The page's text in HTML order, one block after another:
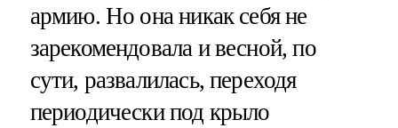
армию. Но она никак себя не
зарекомендовала и весной, по
сути, развалилась, переходя
периодически под крыло